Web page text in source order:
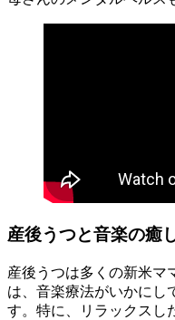
産後うつと音楽の癒
産後うつは多くの新米マ
は、音楽療法がいかにし
す。特に、リラックスし